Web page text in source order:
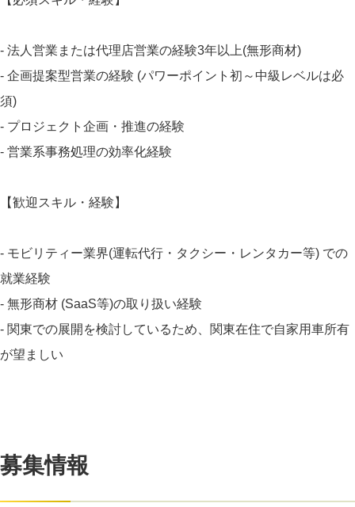
- 法人営業または代理店営業の経験3年以上(無形商材)
- 企画提案型営業の経験 (パワーポイント初～中級レベルは必
須)
- プロジェクト企画・推進の経験
- 営業系事務処理の効率化経験
【歓迎スキル・経験】
- モビリティー業界(運転代行・タクシー・レンタカー等) での
就業経験
- 無形商材 (SaaS等)の取り扱い経験
- 関東での展開を検討しているため、関東在住で自家用車所有
が望ましい
募集情報